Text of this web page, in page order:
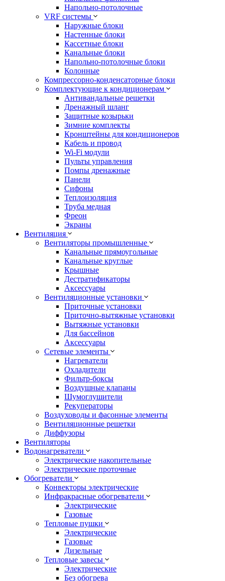
Напольно-потолочные
VRF системы
Наружные блоки
Настенные блоки
Кассетные блоки
Канальные блоки
Напольно-потолочные блоки
Колонные
Компрессорно-конденсаторные блоки
Комплектующие к кондиционерам
Антивандальные решетки
Дренажный шланг
Защитные козырьки
Зимние комплекты
Кронштейны для кондиционеров
Кабель и провод
Wi-Fi модули
Пульты управления
Помпы дренажные
Панели
Сифоны
Теплоизоляция
Труба медная
Фреон
Экраны
Вентиляция
Вентиляторы промышленные
Канальные прямоугольные
Канальные круглые
Крышные
Дестратификаторы
Аксессуары
Вентиляционные установки
Приточные установки
Приточно-вытяжные установки
Вытяжные установки
Для бассейнов
Аксессуары
Сетевые элементы
Нагреватели
Охладители
Фильтр-боксы
Воздушные клапаны
Шумоглушители
Рекуператоры
Воздуховоды и фасонные элементы
Вентиляционные решетки
Диффузоры
Вентиляторы
Водонагреватели
Электрические накопительные
Электрические проточные
Обогреватели
Конвекторы электрические
Инфракрасные обогреватели
Электрические
Газовые
Тепловые пушки
Электрические
Газовые
Дизельные
Тепловые завесы
Электрические
Без обогрева